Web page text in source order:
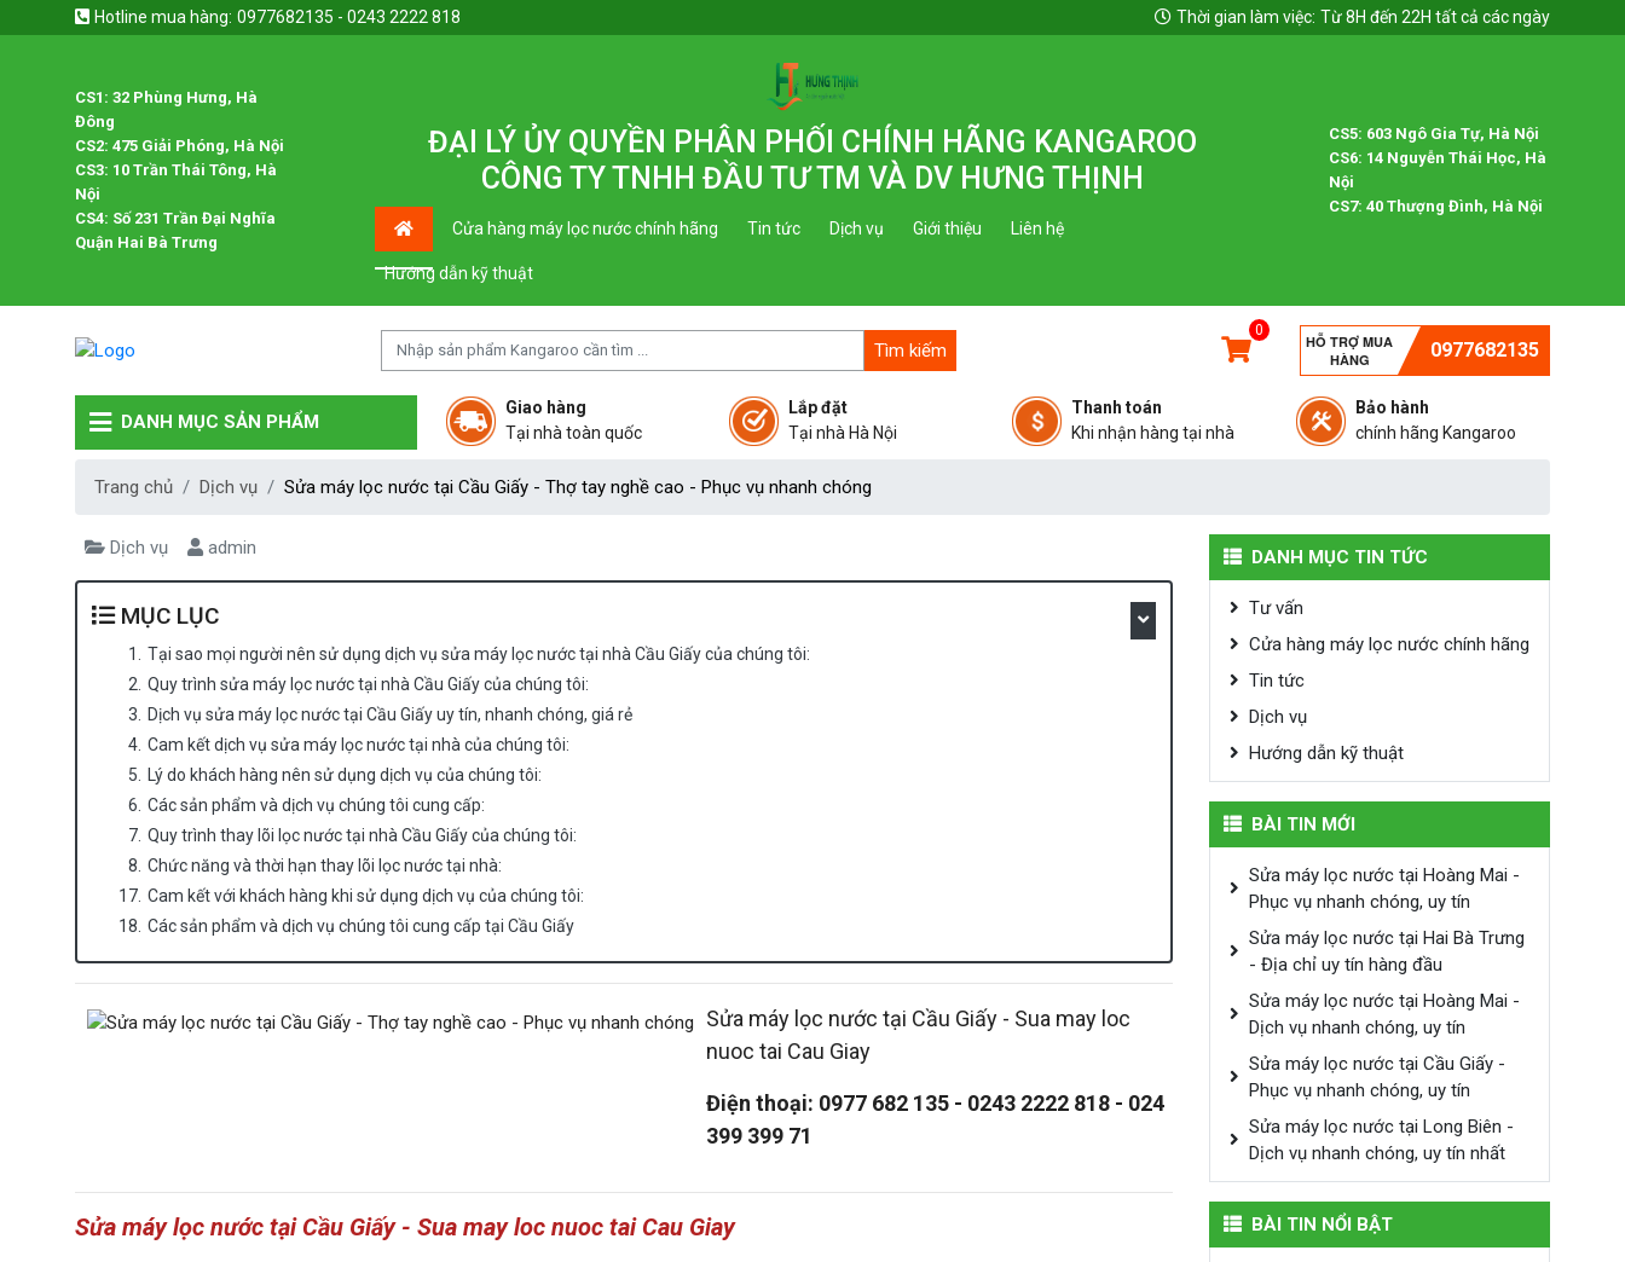
Hotline mua hàng: 0977682135 - 0243 2222 818 Thời gian làm việc: Từ 8H đến 22H tất cả các ngày
CS1: 32 Phùng Hưng, Hà
Đông
CS2: 475 Giải Phóng, Hà Nội
CS3: 10 Trần Thái Tông, Hà
Nội
CS4: Số 231 Trần Đại Nghĩa
Quận Hai Bà Trưng
ĐẠI LÝ ỦY QUYỀN PHÂN PHỐI CHÍNH HÃNG KANGAROO
CÔNG TY TNHH ĐẦU TƯ TM VÀ DV HƯNG THỊNH
Cửa hàng máy lọc nước chính hãng Tin tức Dịch vụ Giới thiệu Liên hệ
Hướng dẫn kỹ thuật
CS5: 603 Ngô Gia Tự, Hà Nội
CS6: 14 Nguyễn Thái Học, Hà
Nội
CS7: 40 Thượng Đình, Hà Nội
Tìm kiếm
0
HỖ TRỢ MUA
HÀNG
0977682135
DANH MỤC SẢN PHẨM
Giao hàng
Tại nhà toàn quốc
Lắp đặt
Tại nhà Hà Nội
Thanh toán
Khi nhận hàng tại nhà
Bảo hành
chính hãng Kangaroo
Trang chủ Dịch vụ Sửa máy lọc nước tại Cầu Giấy - Thợ tay nghề cao - Phục vụ nhanh chóng
Dịch vụ admin
MỤC LỤC
1.
Tại sao mọi người nên sử dụng dịch vụ sửa máy lọc nước tại nhà Cầu Giấy của chúng tôi:
2. Quy trình sửa máy lọc nước tại nhà Cầu Giấy của chúng tôi:
3.
Dịch vụ sửa máy lọc nước tại Cầu Giấy uy tín, nhanh chóng, giá rẻ
4. Cam kết dịch vụ sửa máy lọc nước tại nhà của chúng tôi:
5.
Lý do khách hàng nên sử dụng dịch vụ của chúng tôi:
6. Các sản phẩm và dịch vụ chúng tôi cung cấp:
7. Quy trình thay lõi lọc nước tại nhà Cầu Giấy của chúng tôi:
8. Chức năng và thời hạn thay lõi lọc nước tại nhà:
17. Cam kết với khách hàng khi sử dụng dịch vụ của chúng tôi:
18. Các sản phẩm và dịch vụ chúng tôi cung cấp tại Cầu Giấy
Sửa máy lọc nước tại Cầu Giấy - Sua may loc
nuoc tai Cau Giay
Điện thoại: 0977 682 135 - 0243 2222 818 - 024
399 399 71
Sửa máy lọc nước tại Cầu Giấy - Sua may loc nuoc tai Cau Giay
DANH MỤC TIN TỨC
Tư vấn
Cửa hàng máy lọc nước chính hãng
Tin tức
Dịch vụ
Hướng dẫn kỹ thuật
BÀI TIN MỚI
Sửa máy lọc nước tại Hoàng Mai -
Phục vụ nhanh chóng, uy tín
Sửa máy lọc nước tại Hai Bà Trưng
- Địa chỉ uy tín hàng đầu
Sửa máy lọc nước tại Hoàng Mai -
Dịch vụ nhanh chóng, uy tín
Sửa máy lọc nước tại Cầu Giấy -
Phục vụ nhanh chóng, uy tín
Sửa máy lọc nước tại Long Biên -
Dịch vụ nhanh chóng, uy tín nhất
BÀI TIN NỔI BẬT